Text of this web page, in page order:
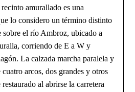
amurallado es una
lo considero un término distinto
el río Ambroz, ubicado a
corriendo de E a W y
La calzada mar­cha paralela y
arcos, dos grandes y otros
al abrirse la carretera